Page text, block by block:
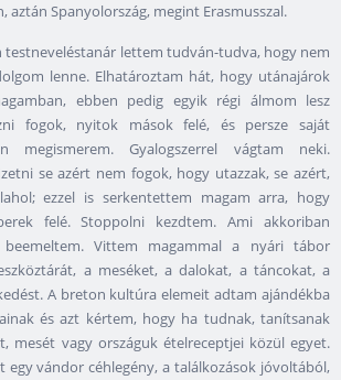
aztán Spanyolország, megint Erasmusszal.
testneveléstanár lettem tudván-tudva, hogy nem
lenne. Elhatároztam hát, hogy utánajárok
ebben pedig egyik régi álmom lesz
fogok, nyitok mások felé, és persze saját
megismerem. Gyalogszerrel vágtam neki.
se azért nem fogok, hogy utazzak, se azért,
ezzel is serkentettem magam arra, hogy
felé. Stoppolni kezdtem. Ami akkoriban
Vittem magammal a nyári tábor
a meséket, a dalokat, a táncokat, a
A breton kultúra elemeit adtam ajándékba
és azt kértem, hogy ha tudnak, tanítsanak
mesét vagy országuk ételreceptjei közül egyet.
vándor céhlegény, a találkozások jóvoltából,